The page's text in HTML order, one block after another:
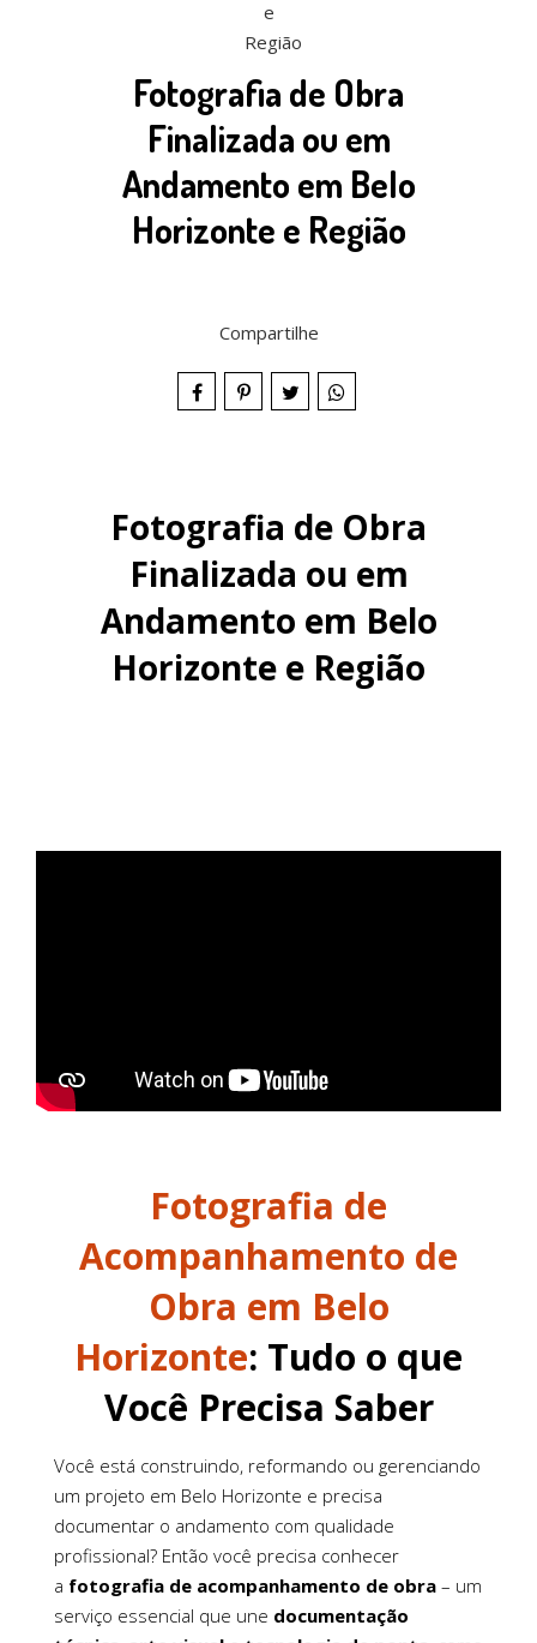
Fotografia de Obra
Finalizada ou em
Andamento em Belo
Horizonte e Região
Compartilhe
Fotografia de Obra
Finalizada ou em
Andamento em Belo
Horizonte e Região
Fotografia de
Acompanhamento de
Obra em Belo
Horizonte: Tudo o que
Você Precisa Saber
Você está construindo, reformando ou gerenciando
um projeto em Belo Horizonte e precisa
documentar o andamento com qualidade
profissional? Então você precisa conhecer
a fotografia de acompanhamento de obra – um
serviço essencial que une documentação